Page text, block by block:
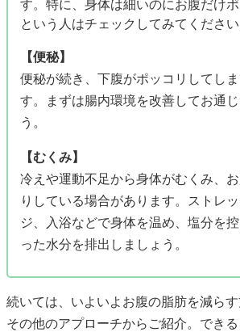
す。特に、身体は細いのにお腹だけ
という人はチェックしてみてください
【便秘】
便秘が続き、下腹がポッコリしてし
す。まずは腸内環境を改善してお通
う。
【むくみ】
冷えや運動不足から身体がむくみ、
りしている場合があります。ストレ
ジ、入浴などで身体を温め、塩分を
った水分を排出しましょう。
続いては、いよいよお腹の脂肪を減ら
その他のアプローチからご紹介。でき